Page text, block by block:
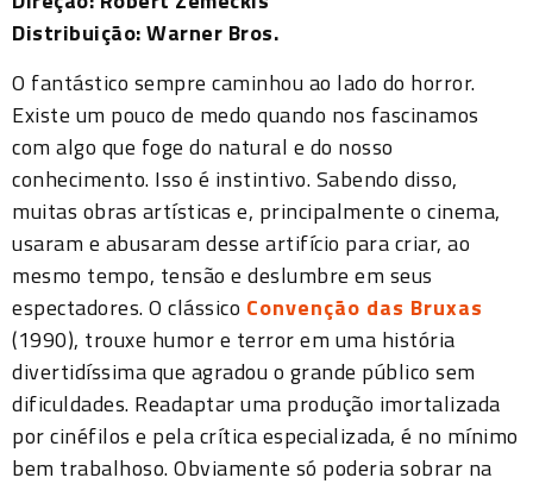
Distribuição: Warner Bros.
O fantástico sempre caminhou ao lado do horror.
Existe um pouco de medo quando nos fascinamos
com algo que foge do natural e do nosso
conhecimento. Isso é instintivo. Sabendo disso,
muitas obras artísticas e, principalmente o cinema,
usaram e abusaram desse artifício para criar, ao
mesmo tempo, tensão e deslumbre em seus
espectadores. O clássico Convenção das Bruxas
(1990), trouxe humor e terror em uma história
divertidíssima que agradou o grande público sem
dificuldades. Readaptar uma produção imortalizada
por cinéfilos e pela crítica especializada, é no mínimo
bem trabalhoso. Obviamente só poderia sobrar na